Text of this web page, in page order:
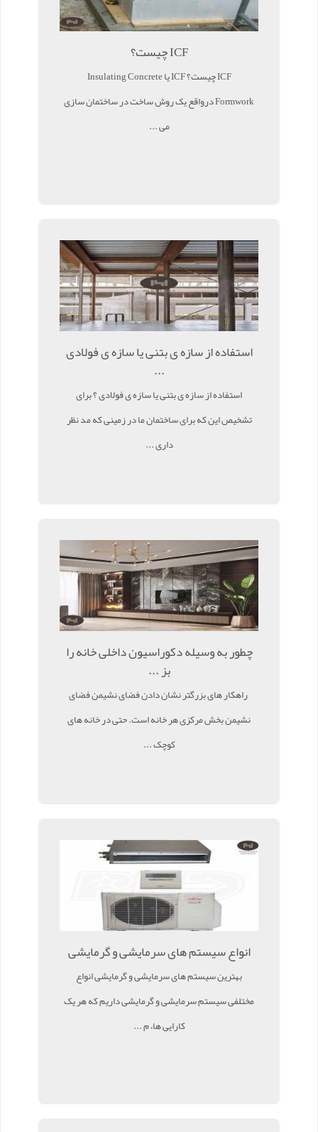
ICF چیست؟
ICF چیست؟ ICF یا Insulating Concrete
Formwork درواقع یک روش ساخت در ساختمان سازی
می ...
استفاده از سازه ی بتنی یا سازه ی فولادی
...
استفاده از سازه ی بتنی یا سازه ی فولادی ؟ برای
تشخیص این که برای ساختمان ما در زمینی که مد نظر
داری ...
چطور به وسیله دکوراسیون داخلی خانه را
بز ...
راهکار های بزرگتر نشان دادن فضای نشیمن فضای
نشیمن بخش مرکزی هر خانه است. حتی در خانه های
کوچک ...
انواع سیستم های سرمایشی و گرمایشی
بهترین سیستم های سرمایشی و گرمایشی انواع
مختلفی سیستم سرمایشی و گرمایشی داریم که هر یک
کارایی ها، م ...